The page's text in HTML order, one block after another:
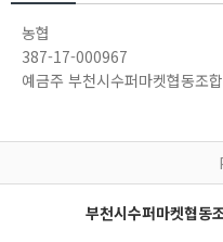
농협
387-17-000967
예금주 부천시수퍼마켓협동조합
부천시수퍼마켓협동